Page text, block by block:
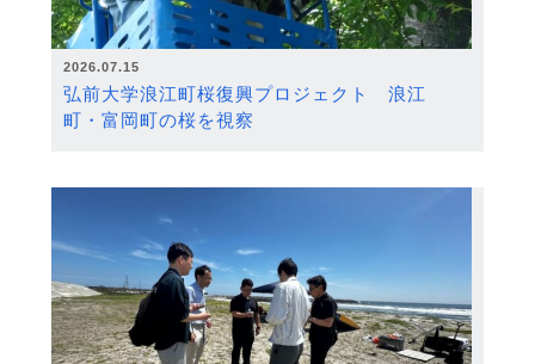
2026.07.15
弘前大学浪江町桜復興プロジェクト 浪江
町・富岡町の桜を視察